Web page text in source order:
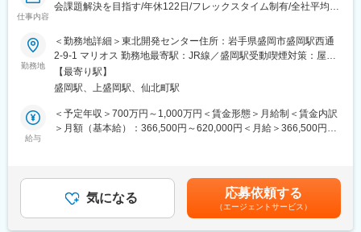
変更の範囲：会社の定める業務
仕事内容
会課題解決を目指す/年休122日/フレックスタイム制有/全社平均残
●社内ツールの企画、分析、開発の上流工程をご担当をご担当
●PM経験またはBPRのご経験で応募可！
●「年休122日×残業20時間程度」でWLBも実現
■業務の概要：
効率的に地図編集を行うための社内ツールの企画、分析、開発の
上流工程をご担当いただきます。
計
・現在開発を進めている社内システムを運用していく上での業務
を分析し、最適な運用を提案、要件定義を行っていく業務
勤務地
＜勤務地詳細＞東北開発センター住所：岩手県盛岡市盛岡駅西通
2-9-1 マリオス 勤務地最寄駅：JR線／盛岡駅受動喫煙対策：屋内
喫煙可能場所あり変更の範囲：会社の定める事業所（リモートワ
ーク含む）
【最寄り駅】
盛岡駅、上盛岡駅、仙北町駅
給与
＜予定年収＞700万円～1,000万円＜賃金形態＞月給制＜賃金内訳
＞月額（基本給）：366,500円～620,000円＜月給＞366,500円～
金額であり、選考を通じて上下する可能性があります。月給(月額)
は固定手当を含めた表記です。
気になる 応募依頼する
（エージェントサービス）